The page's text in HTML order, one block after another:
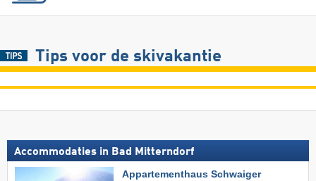
Tips voor de skivakantie
Accommodaties in Bad Mitterndorf
Appartementhaus Schwaiger